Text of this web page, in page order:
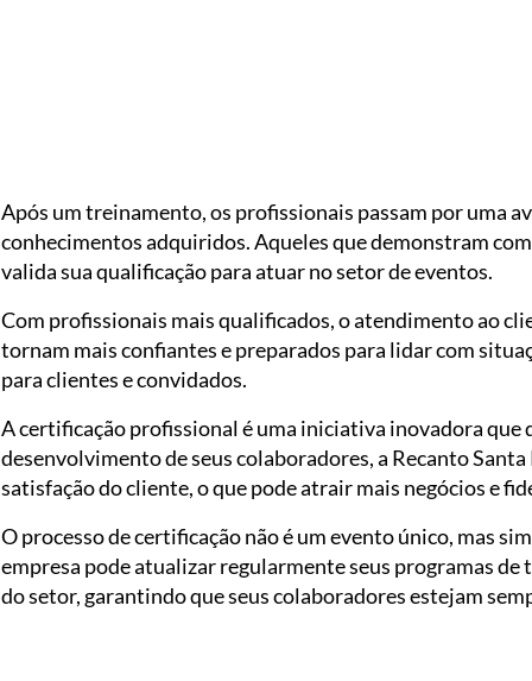
Após um treinamento, os profissionais passam por uma
conhecimentos adquiridos. Aqueles que demonstram
valida sua qualificação para atuar no setor de eventos.
Com profissionais mais qualificados, o atendimento ao
tornam mais confiantes e preparados para lidar com
para clientes e convidados.
A certificação profissional é uma iniciativa inovadora
desenvolvimento de seus colaboradores, a Recanto
satisfação do cliente, o que pode atrair mais negócios e
O processo de certificação não é um evento único, mas
empresa pode atualizar regularmente seus programas
do setor, garantindo que seus colaboradores estejam